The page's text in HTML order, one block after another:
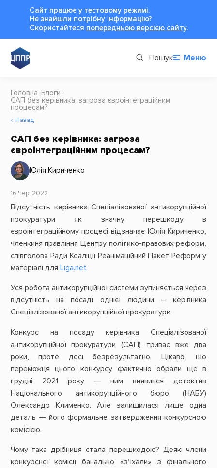
Сайт працює у тестовому режимі.
Не знайшли потрібну інформацію?
Cкористайтеся попередньою версією сайту.
Пошук Меню
Головна Блоги
САП без керівника: загроза євроінтеграційним
процесам?
Назад
САП без керівника: загроза
євроінтеграційним процесам?
Юлія Кириченко
16 Чер, 2022
Відсутність керівника Спеціалізованої антикорупційної
прокуратури як значну перешкоду в
євроінтеграційному процесі відзначає Юлія Кириченко,
членкиня правління Центру політико-правових реформ,
співголова Ради Коаліції Реанімаційний Пакет Реформ у
матеріалі для Liga.net.
Уся робота антикорупційної системи зупиняється через
відсутність на посаді однієї людини – керівника
Спеціалізованої антикорупційної прокуратури.
Конкурс на посаду керівника Спеціалізованої
антикорупційної прокуратури (САП) триває вже два
роки, проте досі безрезультатно. Цікаво, що
переможця цього конкурсу фактично обрали ще в
грудні 2021 року — ним виявився детектив
Національного антикорупційного бюро (НАБУ)
Олександр Клименко. Але залишилася лише одна
деталь — його формальне затвердження конкурсною
комісією.
Чому така дрібниця стала перешкодою? Деякі члени
конкурсної комісії банально «з’їхали» з фінального